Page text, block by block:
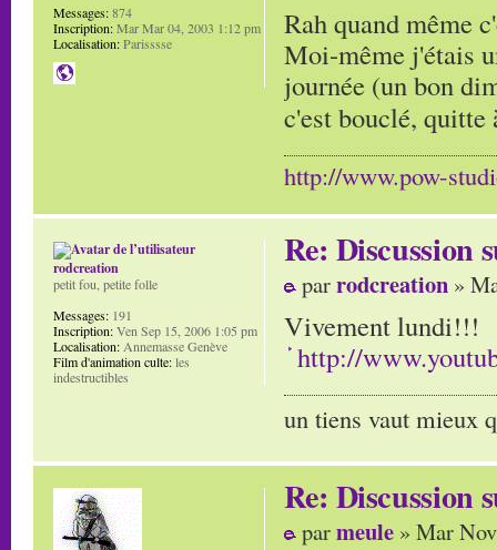
Rah quand même
Moi-même j'étais
journée (un bon
c'est bouclé,
http://www.pow-
Messages:874
Inscription:Mar Mar 04, 2003 1:12 pm
Localisation:Parisssse
Re: Discussion
parrodcreation »
Vivement lundi!!!
http://
un tiens vaut mieux
rodcreation
petit fou, petite folle
Messages: 191
Inscription:Ven Sep 15, 2006 1:05 pm
Localisation: Annemasse Genève
Film d'animation culte:les
indestructibles
Re: Discussion
parmeule » Mar